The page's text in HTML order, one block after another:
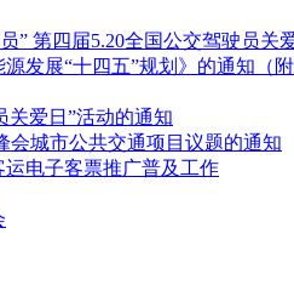
” 第四届5.20全国公交驾驶员关
发展“十四五”规划》的通知（附
关爱日”活动的通知
会城市公共交通项目议题的通知
电子客票推广普及工作